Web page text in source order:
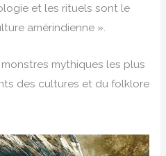
et les rituels sont le
amérindienne ».
mythiques les plus
des cultures et du folklore